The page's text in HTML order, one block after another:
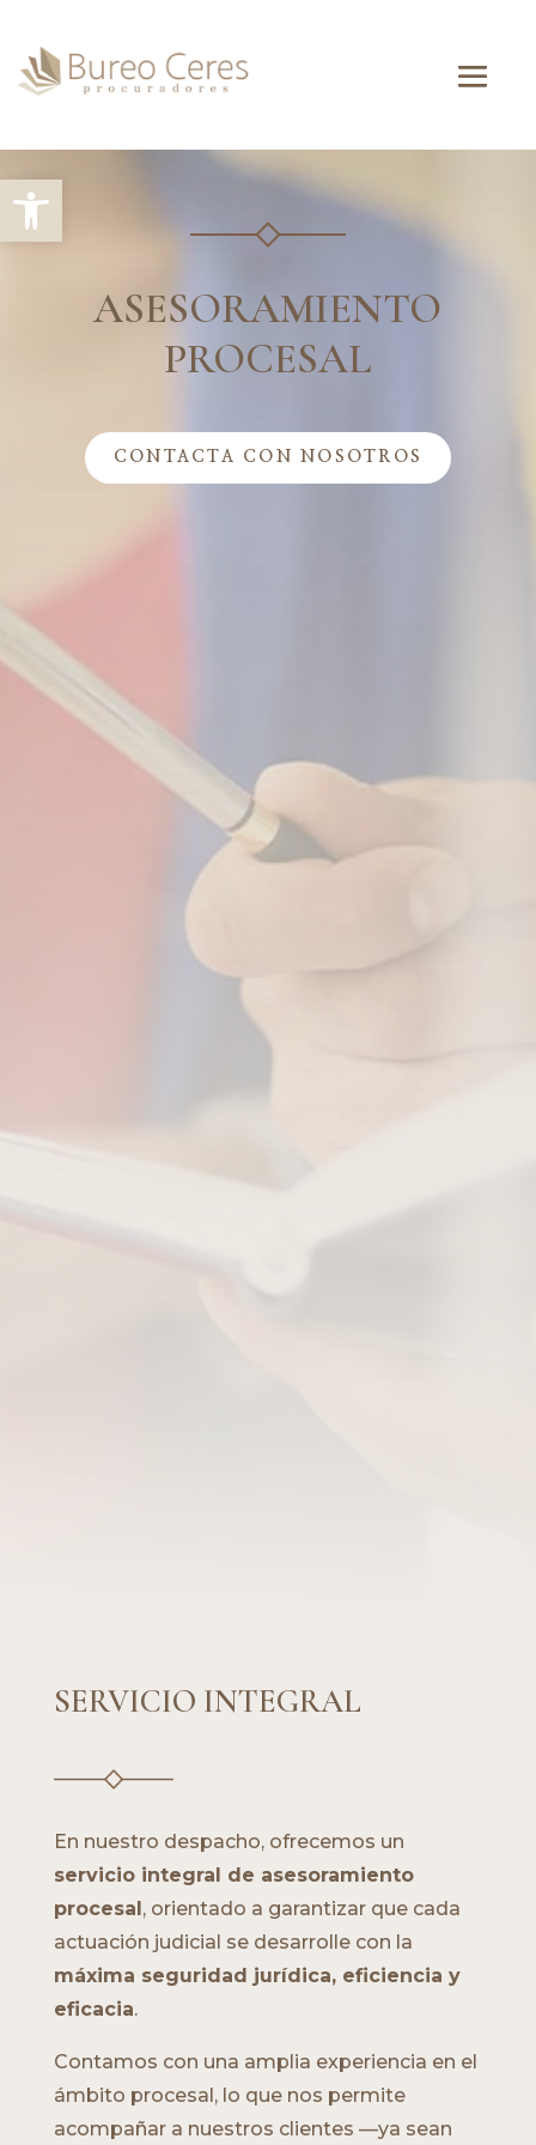
Abrir barra de herramientas
ASESORAMIENTO
PROCESAL
CONTACTA CON NOSOTROS
SERVICIO INTEGRAL
En nuestro despacho, ofrecemos un
servicio integral de asesoramiento
procesal , orientado a garantizar que cada
actuación judicial se desarrolle con la
máxima seguridad jurídica, eficiencia y
eficacia.
Contamos con una amplia experiencia en el
ámbito procesal, lo que nos permite
acompañar a nuestros clientes —ya sean